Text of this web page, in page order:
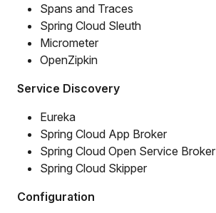
Spans and Traces
Spring Cloud Sleuth
Micrometer
OpenZipkin
Service Discovery
Eureka
Spring Cloud App Broker
Spring Cloud Open Service Broker
Spring Cloud Skipper
Configuration